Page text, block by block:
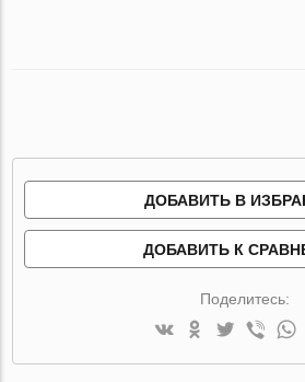
ДОБАВИТЬ В
ДОБАВИТЬ К
Поделитесь: